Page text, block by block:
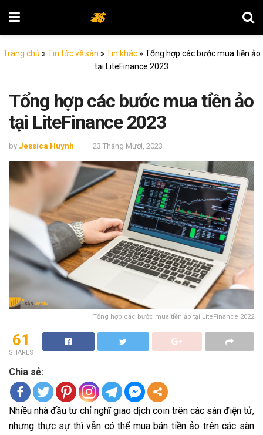
Trang chủ » Tin tức về sàn » Tin khác» Tổng hợp các bước mua tiền ảo
tại LiteFinance 2023
Tổng hợp các bước mua tiền ảo
tại LiteFinance 2023
by Jessica Huynh 23 Tháng Mười, 2023
Tổng hợp các bước mua tiền ảo tại LiteFinance 2022
61
SHARES
Chia sẻ:
Nhiều nhà đầu tư chỉ nghĩ giao dịch coin trên các sàn điện tử,
nhưng thực sự thì vẫn có thể mua bán tiền ảo trên các sàn